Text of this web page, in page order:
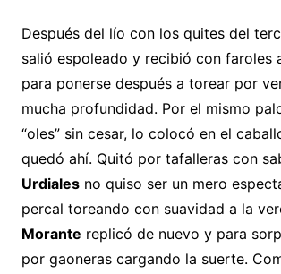
Después del lío con los quites del
salió espoleado y recibió con faroles
para ponerse después a torear por
mucha profundidad. Por el mismo
“oles” sin cesar, lo colocó en el
quedó ahí. Quitó por tafalleras con
Urdialesno quiso ser un mero
percal toreando con suavidad a la
Morante replicó de nuevo y para
por gaoneras cargando la suerte.